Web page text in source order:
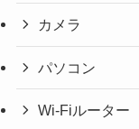
カメラ
パソコン
Wi-Fiルーター